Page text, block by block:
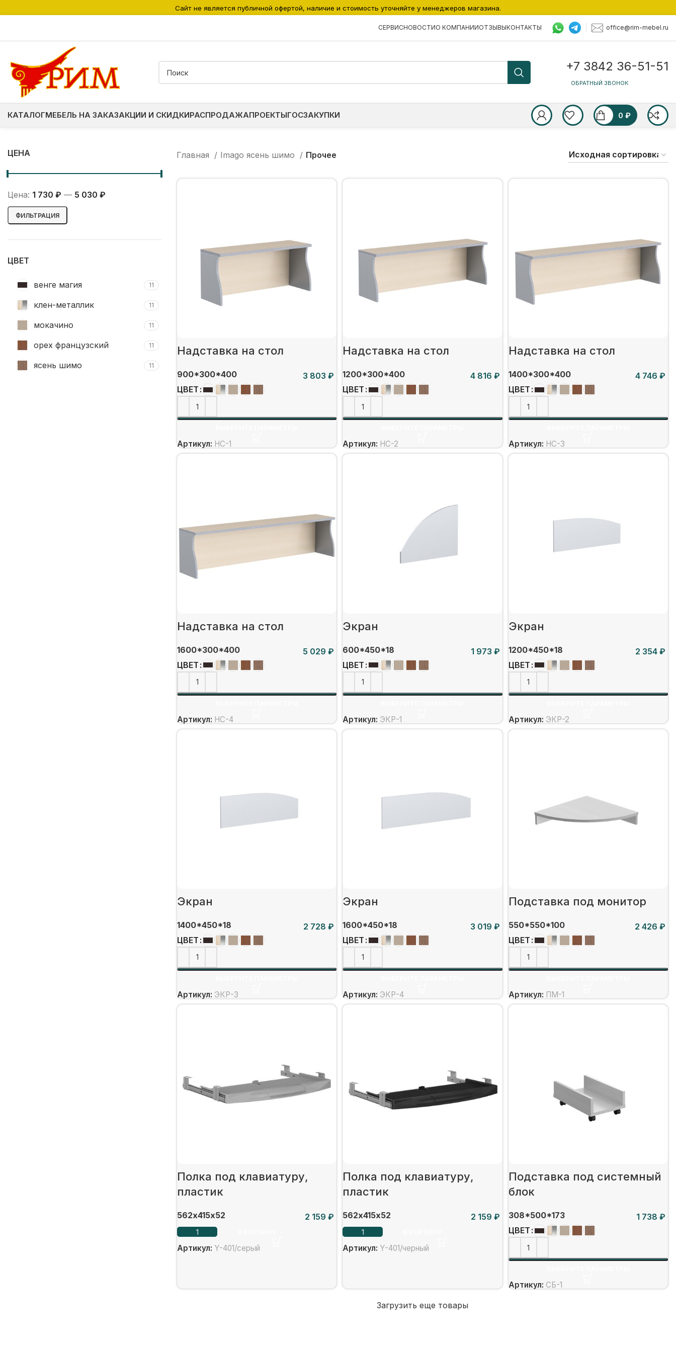
СЕРВИСНОВОСТИО КОМПАНИИОТЗЫВЫКОНТАКТЫ office@rim-mebel.ru
+7 3842 36-51-51
ОБРАТНЫЙ ЗВОНОК
КАТАЛОГМЕБЕЛЬ НА ЗАКАЗАКЦИИ И СКИДКИРАСПРОДАЖАПРОЕКТЫГОСЗАКУПКИ 0 ₽
ЦЕНА
Минимальная
цена
Максимальная
цена
ФИЛЬТРАЦИЯ
Цена: 1 730 ₽ — 5 030 ₽
ЦВЕТ
венге магия 11
клен-металлик 11
мокачино 11
орех французский 11
ясень шимо 11
Главная Imago ясень шимо Прочее
Надставка на стол
900*300*400
₽
ЦВЕТ
Артикул: НС-1
Надставка на стол
1200*300*400
₽
ЦВЕТ
Артикул: НС-2
Надставка на стол
1400*300*400
₽
ЦВЕТ
Артикул: НС-3
Надставка на стол
1600*300*400
₽
ЦВЕТ
Артикул: НС-4
Экран
600*450*18
₽
ЦВЕТ
Артикул: ЭКР-1
Экран
1200*450*18
₽
ЦВЕТ
Артикул: ЭКР-2
Экран
1400*450*18
₽
ЦВЕТ
Артикул: ЭКР-3
Экран
1600*450*18
₽
ЦВЕТ
Артикул: ЭКР-4
Подставка под монитор
550*550*100
₽
ЦВЕТ
Артикул: ПМ-1
Полка под клавиатуру,
пластик
562х415х52 ₽
Артикул: Y-401/серый
Полка под клавиатуру,
пластик
562х415х52 ₽
Артикул: Y-401/черный
Подставка под системный
блок
308*500*173
₽
ЦВЕТ
Артикул: СБ-1
Загрузить еще товары
Сайт не является публичной офертой, наличие и стоимость уточняйте у менеджеров магазина.